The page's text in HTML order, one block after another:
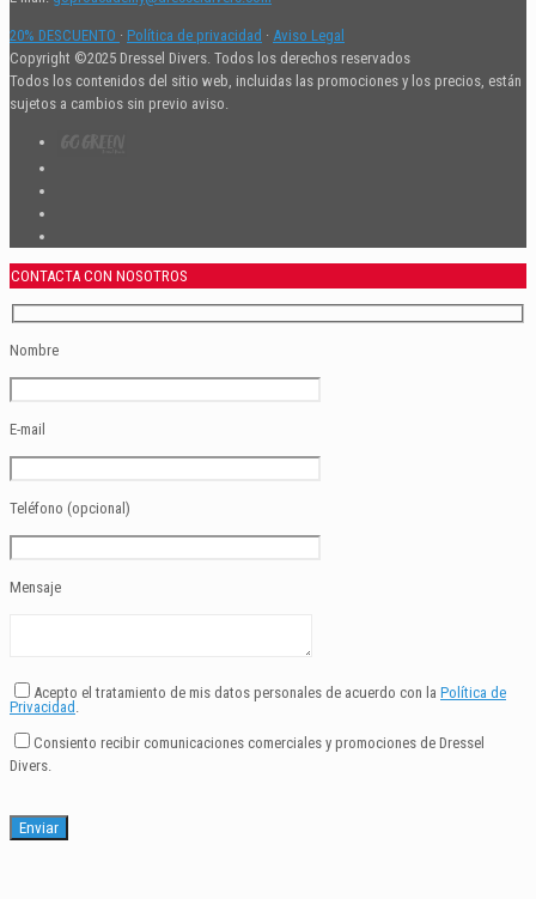
20% DESCUENTO · Política de privacidad · Aviso Legal
Copyright ©2025 Dressel Divers. Todos los derechos reservados
Todos los contenidos del sitio web, incluidas las promociones y los precios, están
sujetos a cambios sin previo aviso.
CONTACTA CON NOSOTROS
Nombre
E-mail
Teléfono (opcional)
Mensaje
Acepto el tratamiento de mis datos personales de acuerdo con la Política de
Privacidad .
Consiento recibir comunicaciones comerciales y promociones de Dressel
Divers.